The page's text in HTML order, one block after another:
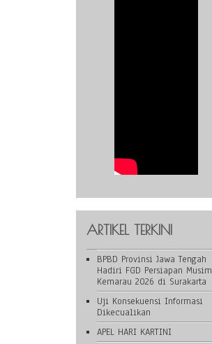
ARTIKEL TERKINI
BPBD Provinsi Jawa Tengah
Hadiri FGD Persiapan Musim
Kemarau 2026 di Surakarta
Uji Konsekuensi Informasi
Dikecualikan
APEL HARI KARTINI